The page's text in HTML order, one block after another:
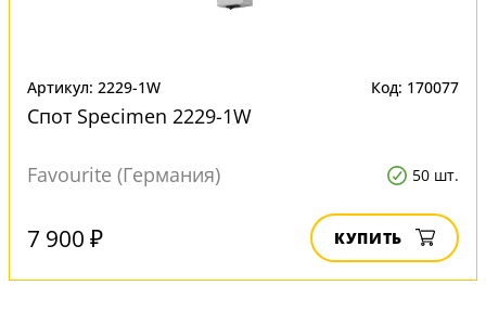
Артикул: 2229-1W Код: 170077
Спот Specimen 2229-1W
Favourite (Германия) 50 шт.
7 900 ₽ КУПИТЬ